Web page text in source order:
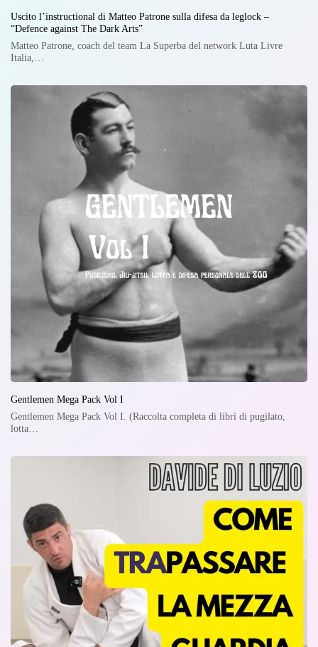
Uscito l’instructional di Matteo Patrone sulla difesa da leglock –
“Defence against The Dark Arts”
Matteo Patrone, coach del team La Superba del network Luta Livre
Italia,…
Gentlemen Mega Pack Vol I
Gentlemen Mega Pack Vol I. (Raccolta completa di libri di pugilato,
lotta…